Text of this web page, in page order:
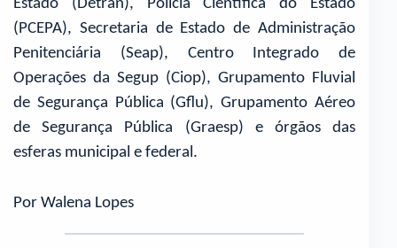
Estado (Detran), Polícia Científica do Estado
(PCEPA), Secretaria de Estado de Administração
Penitenciária (Seap), Centro Integrado de
Operações da Segup (Ciop), Grupamento Fluvial
de Segurança Pública (Gflu), Grupamento Aéreo
de Segurança Pública (Graesp) e órgãos das
esferas municipal e federal.
Por Walena Lopes